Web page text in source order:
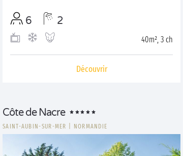
6 2
40m², 3 ch
Découvrir
Côte de Nacre
SAINT-AUBIN-SUR-MER NORMANDIE